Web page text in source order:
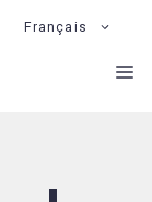
Français